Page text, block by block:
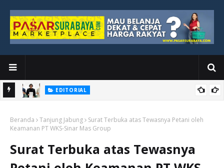
EDITORIAL
Beranda Tanjung Jabung
Surat Terbuka atas Tewasnya Petani oleh
Keamanan PT WKS-Sinar Mas Group
Surat Terbuka atas Tewasnya